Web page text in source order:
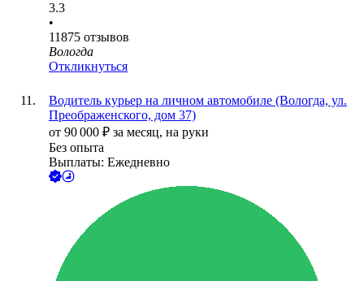
3.3
•
11875 отзывов
Вологда
Откликнуться
Водитель курьер на личном автомобиле (Вологда, ул.
Преображенского, дом 37)
от 90 000 ₽ за месяц, на руки
Без опыта
Выплаты: Ежедневно